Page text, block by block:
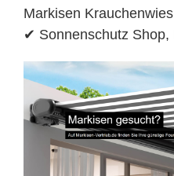
Markisen
✔ Sonnenschutz Shop,